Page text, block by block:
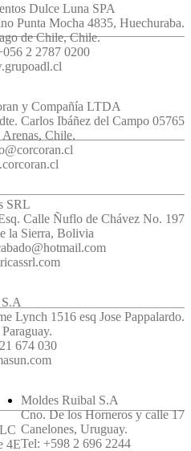
Dulce Luna SPA
Punta Mocha 4835, Huechuraba.
de Chile, Chile.
2 2787 0200
y Compañía LTDA
Carlos Ibáñez del Campo 05765
Arenas, Chile.
SRL
Calle Ñuflo de Chávez No. 197
la Sierra, Bolivia
Lynch 1516 esq Jose Pappalardo.
674 030
Moldes Ruibal S.A
Cno. De los Horneros y calle 17
Canelones, Uruguay.
Tel: +598 2 696 2244
4E